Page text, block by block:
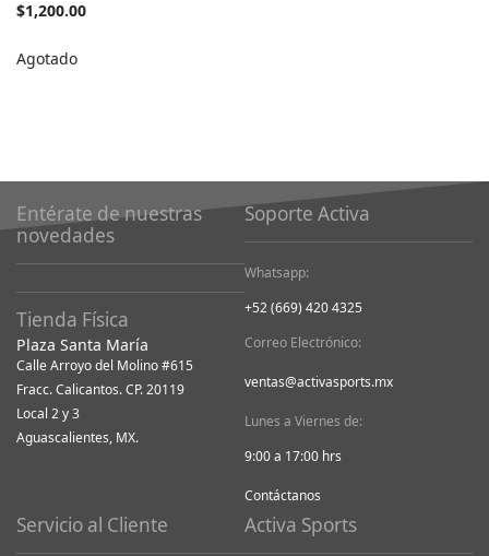
$1,200.00
Agotado
Entérate de nuestras
novedades
Tienda Física
Plaza Santa María
Calle Arroyo del Molino #615
Fracc. Calicantos. CP. 20119
Local 2 y 3
Aguascalientes, MX.
Soporte Activa
Whatsapp:
+52 (669) 420 4325
Correo Electrónico:
ventas@activasports.mx
Lunes a Viernes de:
9:00 a 17:00 hrs
Contáctanos
Servicio al Cliente Activa Sports